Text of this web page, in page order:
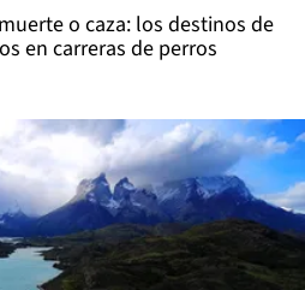
o caza: los destinos de
en carreras de perros